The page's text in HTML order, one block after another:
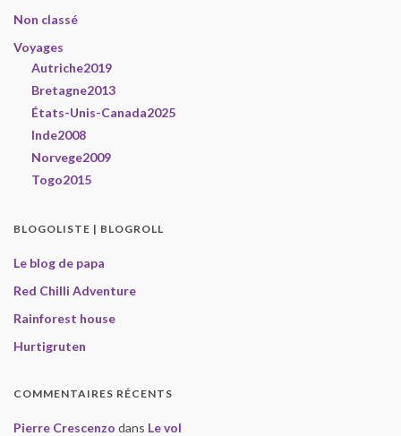
Non classé
Voyages
Autriche2019
Bretagne2013
États-Unis-Canada2025
Inde2008
Norvege2009
Togo2015
BLOGOLISTE | BLOGROLL
Le blog de papa
Red Chilli Adventure
Rainforest house
Hurtigruten
COMMENTAIRES RÉCENTS
Pierre Crescenzo dans Le vol